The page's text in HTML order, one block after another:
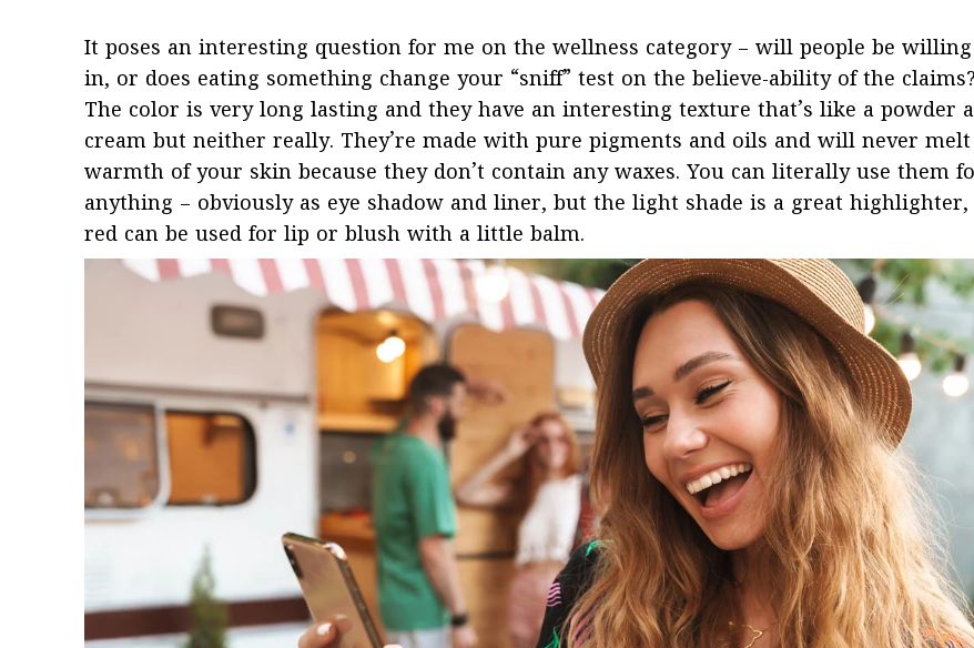
It poses an interesting question for me on the wellness category – will people be
in, or does eating something change your “sniff” test on the believe-ability of the claims?
The color is very long lasting and they have an interesting texture that’s like a powder
cream but neither really. They’re made with pure pigments and oils and will never
warmth of your skin because they don’t contain any waxes. You can literally use them
anything – obviously as eye shadow and liner, but the light shade is a great highlighter,
red can be used for lip or blush with a little balm.